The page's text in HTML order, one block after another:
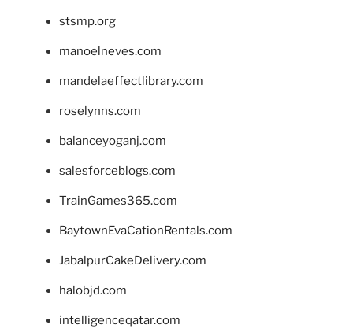
stsmp.org
manoelneves.com
mandelaeffectlibrary.com
roselynns.com
balanceyoganj.com
salesforceblogs.com
TrainGames365.com
BaytownEvaCationRentals.com
JabalpurCakeDelivery.com
halobjd.com
intelligenceqatar.com